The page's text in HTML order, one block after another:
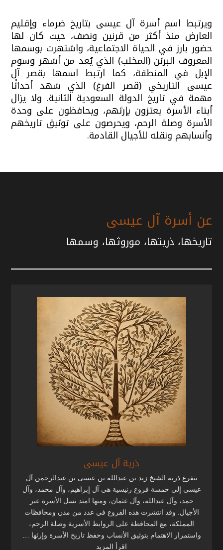
ويرتبط اسم أسرة آل عيسى بتاريخ ضرماء وإقليم
العارض منذ أكثر من قرنين ونصف، حيث كان لها
حضور بارز في الحياة الاجتماعية، واشتهرت بوسمها
المعروف البرثن (المخلب) الذي يُعد من أشهر وسوم
الإبل في المنطقة، كما ارتبط اسمها بقصر آل
عيسى التاريخي (قصر الفرغ) الذي شهد أحداثًا
مهمة في تاريخ الدولة السعودية الثانية. ولا يزال
أبناء الأسرة يعتزون بإرثهم، ويحافظون على وحدة
الأسرة وصلة الرحم، ويحرصون على توثيق تاريخهم
وأنسابهم ونقله للأجيال القادمة.
عن أسرة آل عيسى
تاريخها، ذريتها، موروثها، وسمها
ذرية آل عيسى
تتفرع ذرية الشيخ زيد بن عبدالله بن عيسى بن عبدالرحمن آل
عيسى إلى خمسة فروع رئيسية هي آل إبراهيم، وآل محمد، وآل
حمد، وآل عبدالله، وآل عثمان، ومنها امتد نسل الأسرة عبر
الأجيال. وقد انتشرت هذه الفروع في عدد من مدن ومحافظات
المملكة، مع المحافظة على الروابط الأسرية وصلة الرحم،
واستمرار الاهتمام بتوثيق الأنساب وحفظ تاريخ الأسرة وإرثها …
اقرأ المزيد